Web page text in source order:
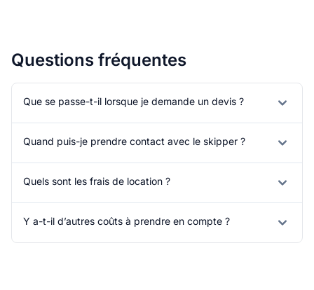
Questions fréquentes
Que se passe-t-il lorsque je demande un devis ?
Quand puis-je prendre contact avec le skipper ?
Quels sont les frais de location ?
Y a-t-il d’autres coûts à prendre en compte ?